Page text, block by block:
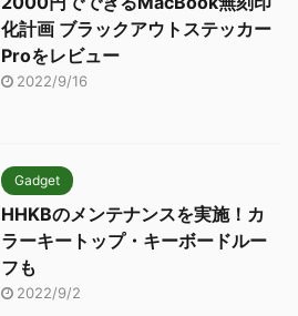
化計画 ブラックアウトステッカー
Proをレビュー
2022/9/16
Gadget
HHKBのメンテナンスを実施！カ
ラーキートップ・キーボードルー
フも
2022/9/2